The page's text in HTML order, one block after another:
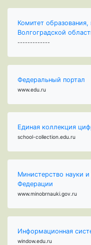
Комитет
Волгоградской
-------------
Федеральный портал
www.edu.ru
Единая коллекция
school-collection.edu.ru
Министерство науки
Федерации
www.minobrnauki.gov.ru
Информационная
window.edu.ru